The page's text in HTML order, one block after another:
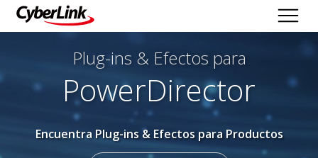
Plug-ins & Efectos para
PowerDirector
Encuentra Plug-ins & Efectos para Productos